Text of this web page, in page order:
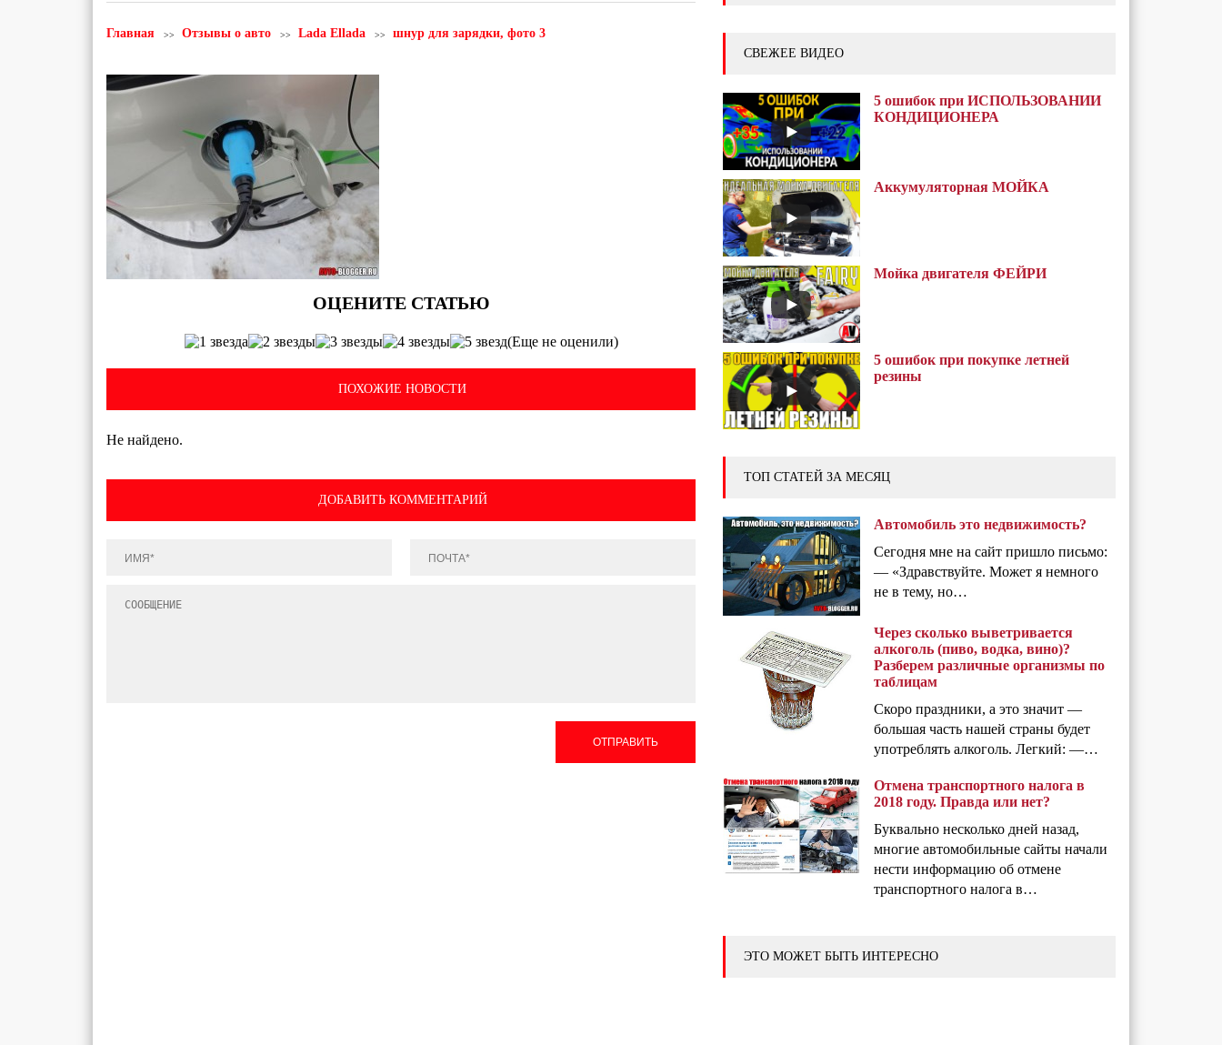
Главная Отзывы о авто Lada Ellada шнур для зарядки, фото 3
(Еще не оценили)
ПОХОЖИЕ НОВОСТИ
Не найдено.
ДОБАВИТЬ КОММЕНТАРИЙ
ОТПРАВИТЬ
СВЕЖЕЕ ВИДЕО
5 ошибок при ИСПОЛЬЗОВАНИИ
КОНДИЦИОНЕРА
Аккумуляторная МОЙКА
Мойка двигателя ФЕЙРИ
5 ошибок при покупке летней
резины
ТОП СТАТЕЙ ЗА МЕСЯЦ
Автомобиль это недвижимость?
Сегодня мне на сайт пришло письмо:
— «Здравствуйте. Может я немного
не в тему, но…
Через сколько выветривается
алкоголь (пиво, водка, вино)?
Разберем различные организмы по
таблицам
Скоро праздники, а это значит —
большая часть нашей страны будет
употреблять алкоголь. Легкий: —…
Отмена транспортного налога в
2018 году. Правда или нет?
Буквально несколько дней назад,
многие автомобильные сайты начали
нести информацию об отмене
транспортного налога в…
ЭТО МОЖЕТ БЫТЬ ИНТЕРЕСНО